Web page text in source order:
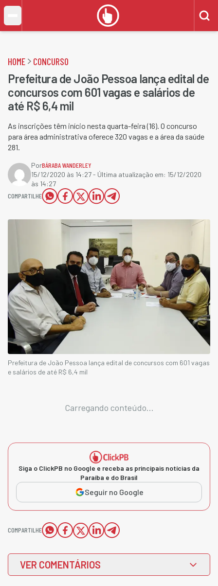
HOME CONCURSO
Prefeitura de João Pessoa lança edital de
concursos com 601 vagas e salários de
até R$ 6,4 mil
As inscrições têm início nesta quarta-feira (16). O concurso
para área administrativa oferece 320 vagas e a área da saúde
281.
PorBÁRABA WANDERLEY
15/12/2020 às 14:27- Última atualização em: 15/12/2020
às 14:27
COMPARTILHE
Prefeitura de João Pessoa lança edital de concursos com 601 vagas
e salários de até R$ 6,4 mil
Carregando conteúdo...
Siga o ClickPB no Google e receba as principais notícias da
Paraíba e do Brasil
Seguir no Google
COMPARTILHE
VER COMENTÁRIOS